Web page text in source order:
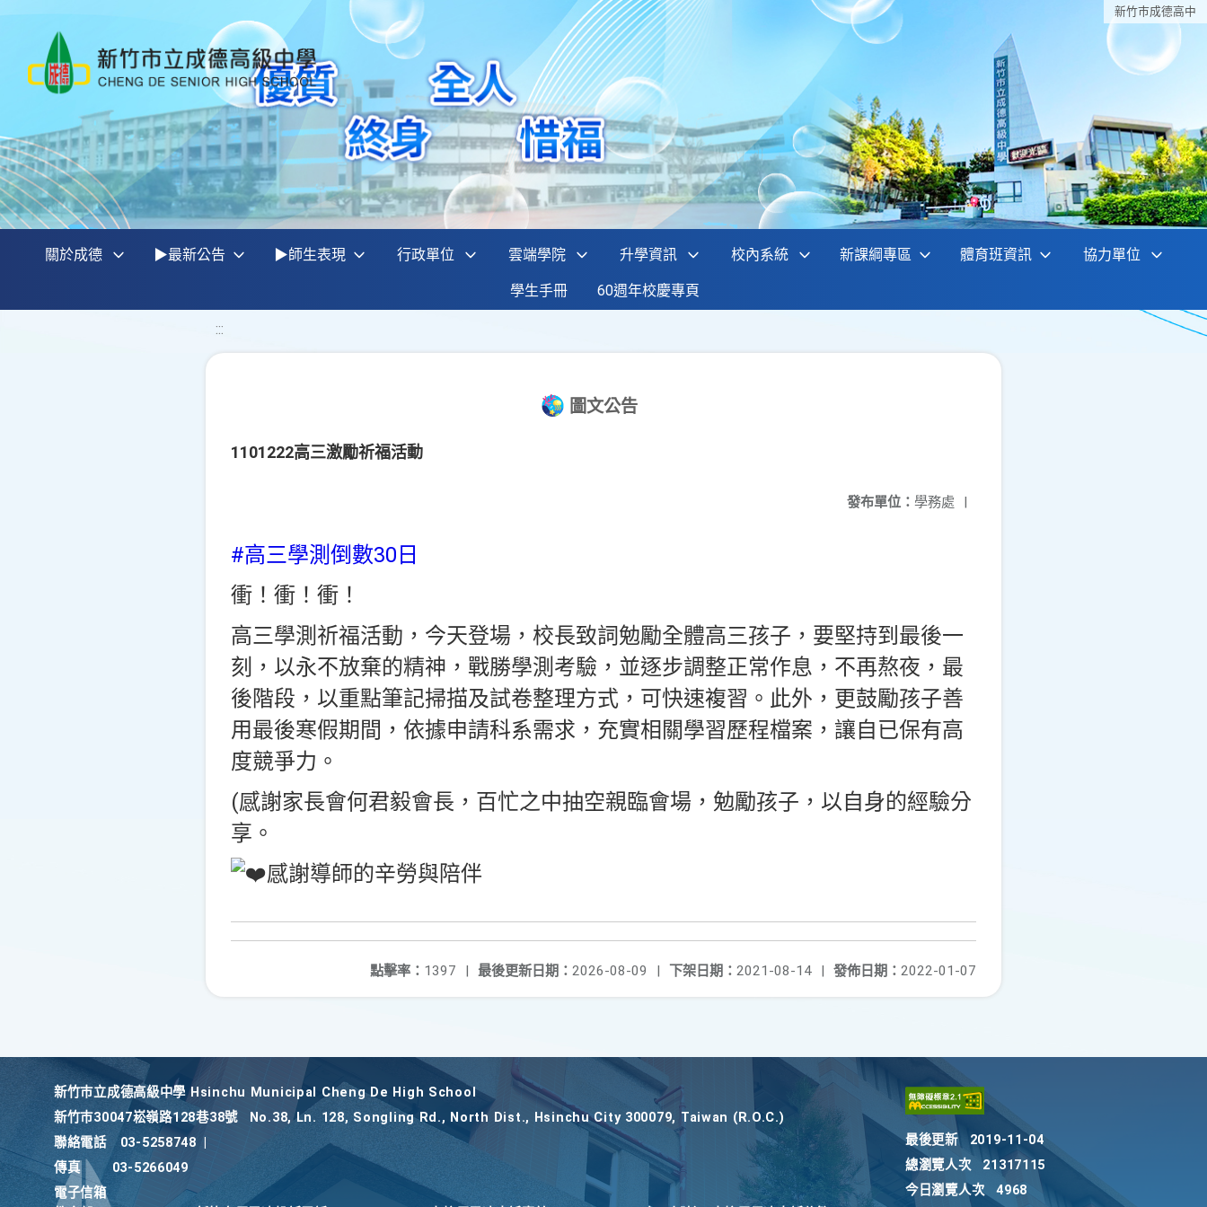
新竹巿成德高中
關於成德 ▶最新公告 ▶師生表現 行政單位 雲端學院 升學資訊 校內系統 新課綱專區 體育班資訊 協力單位
學生手冊 60週年校慶專頁
:::
圖文公告
1101222高三激勵祈福活動
發布單位： 學務處 |
#高三學測倒數30日
衝！衝！衝！
高三學測祈福活動，今天登場，校長致詞勉勵全體高三孩子，要堅持到最後一
刻，以永不放棄的精神，戰勝學測考驗，並逐步調整正常作息，不再熬夜，最
後階段，以重點筆記掃描及試卷整理方式，可快速複習。此外，更鼓勵孩子善
用最後寒假期間，依據申請科系需求，充實相關學習歷程檔案，讓自已保有高
度競爭力。
(感謝家長會何君毅會長，百忙之中抽空親臨會場，勉勵孩子，以自身的經驗分
享。
感謝導師的辛勞與陪伴
發佈日期： 2022-01-07
下架日期： 2021-08-14 |
最後更新日期： 2026-08-09 |
點擊率： 1397 |
新竹巿立成德高級中學 Hsinchu Municipal Cheng De High School
新竹巿30047崧嶺路128巷38號
No.38, Ln. 128, Songling Rd., North Dist., Hsinchu City 300079, Taiwan (R.O.C.)
聯絡電話
03-5258748
傳真
03-5266049
電子信箱
最後更新
2019-11-04
總瀏覽人次
21317115
今日瀏覽人次
4968